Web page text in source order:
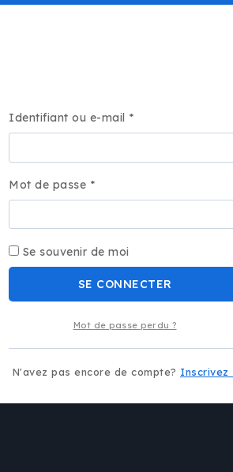
Identifiant ou e-mail *Obligatoire
Mot de passe *Obligatoire
Se souvenir de moi
SE CONNECTER
Mot de passe perdu ?
N'avez pas encore de compte? Inscrivez